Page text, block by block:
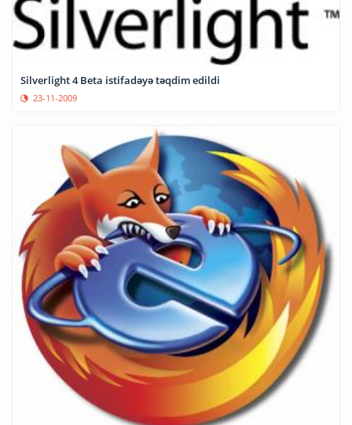
Silverlight 4 Beta istifadəyə təqdim edildi
23-11-2009